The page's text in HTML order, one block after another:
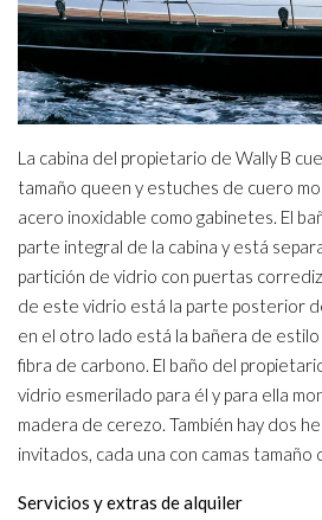
La cabina del propietario de Wally B
tamaño queen y estuches de cuero
acero inoxidable como gabinetes. El
parte integral de la cabina y está
partición de vidrio con puertas
de este vidrio está la parte posterior
en el otro lado está la bañera de
fibra de carbono. El baño del
vidrio esmerilado para él y para ella
madera de cerezo. También hay dos
invitados, cada una con camas tamaño
Servicios y extras de alquiler